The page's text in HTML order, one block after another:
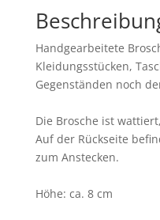
Handgearbeitete
Kleidungsstücken,
Gegenständen noch
Die Brosche ist
Auf der Rückseite
zum Anstecken.
Höhe: ca. 8 cm